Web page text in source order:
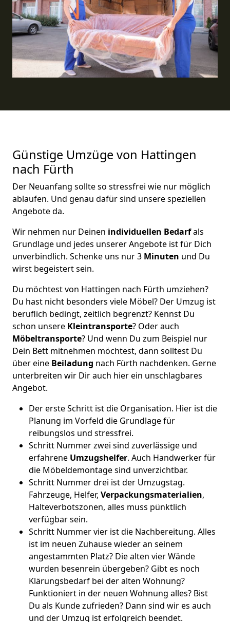
Günstige Umzüge von Hattingen
nach Fürth
Der Neuanfang sollte so stressfrei wie nur möglich
ablaufen. Und genau dafür sind unsere speziellen
Angebote da.
Wir nehmen nur Deinen individuellen Bedarfals
Grundlage und jedes unserer Angebote ist für Dich
unverbindlich. Schenke uns nur 3 Minuten und Du
wirst begeistert sein.
Du möchtest von Hattingen nach Fürth umziehen?
Du hast nicht besonders viele Möbel? Der Umzug ist
beruflich bedingt, zeitlich begrenzt? Kennst Du
schon unsere Kleintransporte? Oder auch
Möbeltransporte? Und wenn Du zum Beispiel nur
Dein Bett mitnehmen möchtest, dann solltest Du
über eine Beiladung nach Fürth nachdenken. Gerne
unterbreiten wir Dir auch hier ein unschlagbares
Angebot.
Der erste Schritt ist die Organisation. Hier ist die
Planung im Vorfeld die Grundlage für
reibungslos und stressfrei.
Schritt Nummer zwei sind zuverlässige und
erfahrene Umzugshelfer. Auch Handwerker für
die Möbeldemontage sind unverzichtbar.
Schritt Nummer drei ist der Umzugstag.
Fahrzeuge, Helfer, Verpackungsmaterialien,
Halteverbotszonen, alles muss pünktlich
verfügbar sein.
Schritt Nummer vier ist die Nachbereitung. Alles
ist im neuen Zuhause wieder an seinem
angestammten Platz? Die alten vier Wände
wurden besenrein übergeben? Gibt es noch
Klärungsbedarf bei der alten Wohnung?
Funktioniert in der neuen Wohnung alles? Bist
Du als Kunde zufrieden? Dann sind wir es auch
und der Umzug ist erfolgreich beendet.